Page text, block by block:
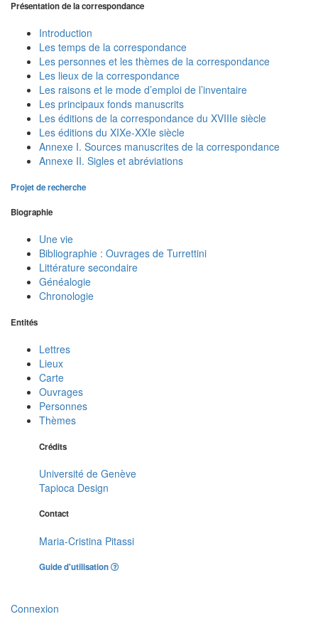
Présentation de la correspondance
Introduction
Les temps de la correspondance
Les personnes et les thèmes de la correspondance
Les lieux de la correspondance
Les raisons et le mode d’emploi de l’inventaire
Les principaux fonds manuscrits
Les éditions de la correspondance du XVIIIe siècle
Les éditions du XIXe-XXIe siècle
Annexe I. Sources manuscrites de la correspondance
Annexe II. Sigles et abréviations
Projet de recherche
Biographie
Une vie
Bibliographie : Ouvrages de Turrettini
Littérature secondaire
Généalogie
Chronologie
Entités
Lettres
Lieux
Carte
Ouvrages
Personnes
Thèmes
Crédits
Université de Genève
Tapioca Design
Contact
Maria-Cristina Pitassi
Guide d'utilisation
Connexion